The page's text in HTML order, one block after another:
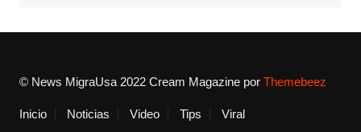
© News MigraUsa 2022Cream Magazine por Themebeez
Inicio Noticias Video Tips Viral